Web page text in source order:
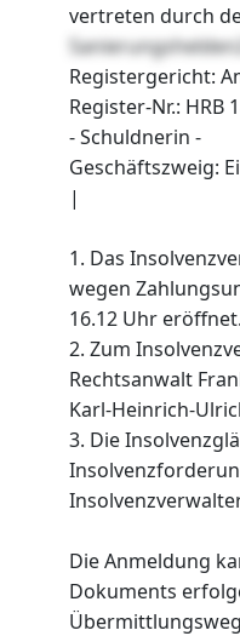
vertreten durch
Registergericht:
Register-Nr.: HRB
- Schuldnerin -
Geschäftszweig:
|
1. Das
wegen
16.12 Uhr eröffnet.
2. Zum
Rechtsanwalt
Karl-Heinrich-
3. Die
Die Anmeldung
Dokuments